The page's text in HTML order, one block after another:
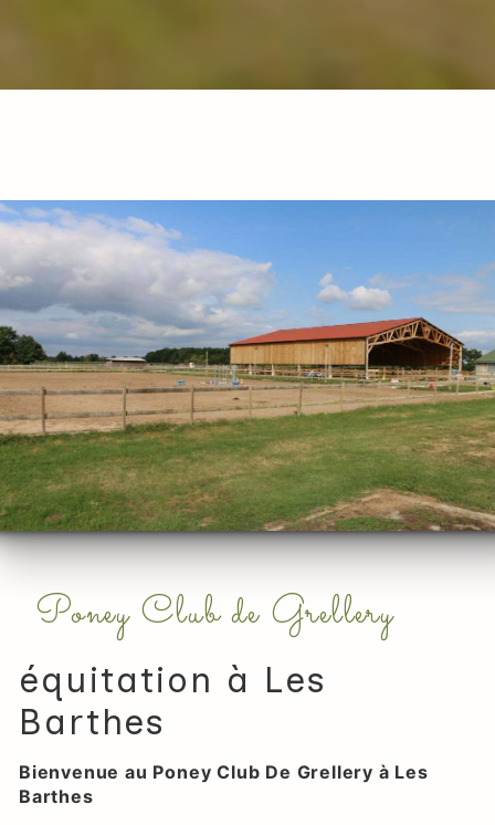
Poney Club de Grellery
équitation à Les
Barthes
Bienvenue au Poney Club De Grellery à Les
Barthes